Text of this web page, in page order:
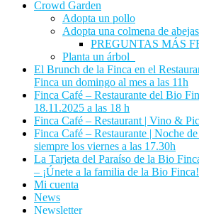
Crowd Garden
Adopta un pollo
Adopta una colmena de abejas
PREGUNTAS MÁS
Planta un árbol
El Brunch de la Finca en el
Finca un domingo al mes a las 11h
Finca Café – Restaurante del Bio
18.11.2025 a las 18 h
Finca Café – Restaurant | Vino &
Finca Café – Restaurante | Noche
siempre los viernes a las 17.30h
La Tarjeta del Paraíso de la Bio
– ¡Únete a la familia de la Bio Finca!
Mi cuenta
News
Newsletter